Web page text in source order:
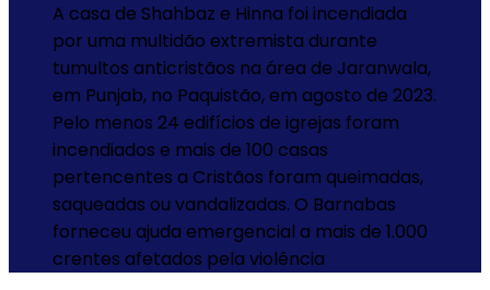
A casa de Shahbaz e Hinna foi incendiada
por uma multidão extremista durante
tumultos anticristãos na área de Jaranwala,
em Punjab, no Paquistão, em agosto de 2023.
Pelo menos 24 edifícios de igrejas foram
incendiados e mais de 100 casas
pertencentes a Cristãos foram queimadas,
saqueadas ou vandalizadas. O Barnabas
forneceu ajuda emergencial a mais de 1.000
crentes afetados pela violência